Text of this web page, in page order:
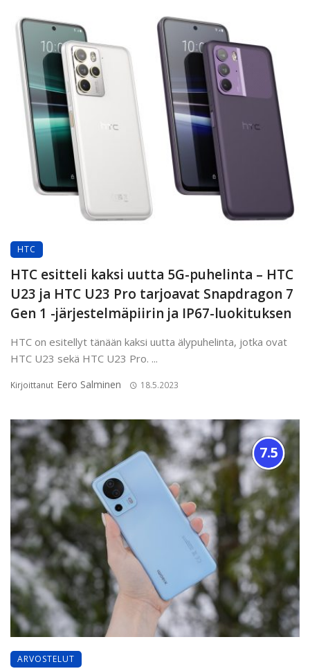
HTC
HTC esitteli kaksi uutta 5G-puhelinta – HTC
U23 ja HTC U23 Pro tarjoavat Snapdragon 7
Gen 1 -järjestelmäpiirin ja IP67-luokituksen
HTC on esitellyt tänään kaksi uutta älypuhelinta, jotka ovat
HTC U23 sekä HTC U23 Pro. ...
Kirjoittanut Eero Salminen 18.5.2023
7.5
ARVOSTELUT